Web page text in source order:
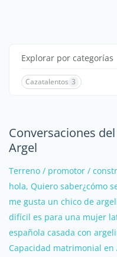
Explorar por categorías
Cazatalentos 3
Conversaciones
Argel
Terreno / promotor /
hola, Quiero saber¿cómo
me gusta un chico de
difícil es para una mujer
española casada con
Capacidad matrimonial en